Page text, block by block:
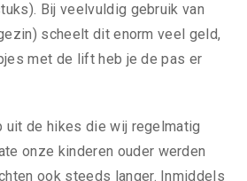
Bij veelvuldig gebruik van
scheelt dit enorm veel geld,
met de lift heb je de pas er
uit de hikes die wij regelmatig
onze kinderen ouder werden
ook steeds langer. Inmiddels